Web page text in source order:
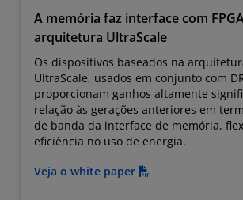
A memória faz interface com
arquitetura UltraScale
Os dispositivos baseados na
UltraScale, usados em conjunto com
proporcionam ganhos altamente
relação às gerações anteriores em
de banda da interface de memória,
eficiência no uso de energia.
Veja o white paper